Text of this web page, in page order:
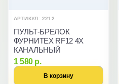
АРТИКУЛ: 2212
ПУЛЬТ-БРЕЛОК
ФУРНИТЕХ RF12 4Х
КАНАЛЬНЫЙ
1 580 р.
В корзину